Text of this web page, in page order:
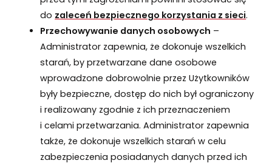
do zaleceń bezpiecznego korzystania z sieci.
Przechowywanie danych osobowych –
Administrator zapewnia, że dokonuje wszelkich
starań, by przetwarzane dane osobowe
wprowadzone dobrowolnie przez Użytkowników
były bezpieczne, dostęp do nich był ograniczony
i realizowany zgodnie z ich przeznaczeniem
i celami przetwarzania. Administrator zapewnia
także, że dokonuje wszelkich starań w celu
zabezpieczenia posiadanych danych przed ich